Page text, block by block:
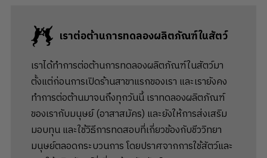
เราต่อต้านการทดลองผลิตภัณฑ์ในสัตว์
เราได้ทำการต่อต้านการทดลองผลิตภัณฑ์ในสัตว์มา
ตั้งแต่ก่อนการเปิดร้านสาขาแรกของเรา และเรายังคง
ทำการต่อต้านมาจนถึงทุกวันนี้ เราทดลองผลิตภัณฑ์
ของเรากับมนุษย์ (อาสาสมัคร) และยังให้การส่งเสริม
มอบทุน และใช้วิธีการทดสอบที่เกี่ยวข้องกับชีววิทยา
มนุษย์ตลอดกระบวนการ โดยปราศจากการใช้สัตว์และ